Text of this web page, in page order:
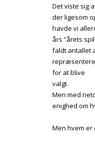
Det viste sig
der ligesom
havde vi
års ”årets
faldt antallet
for at blive
valgt.
Men med
enighed om
Men hvem er